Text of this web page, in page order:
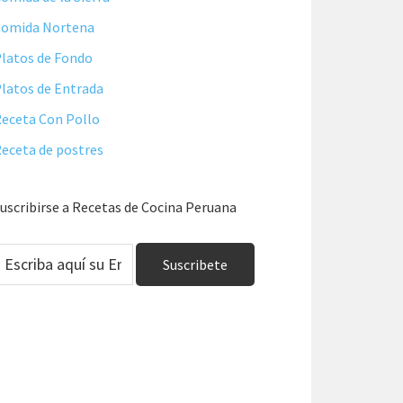
Nortena
de Fondo
de Entrada
Con Pollo
de postres
a Recetas de Cocina Peruana